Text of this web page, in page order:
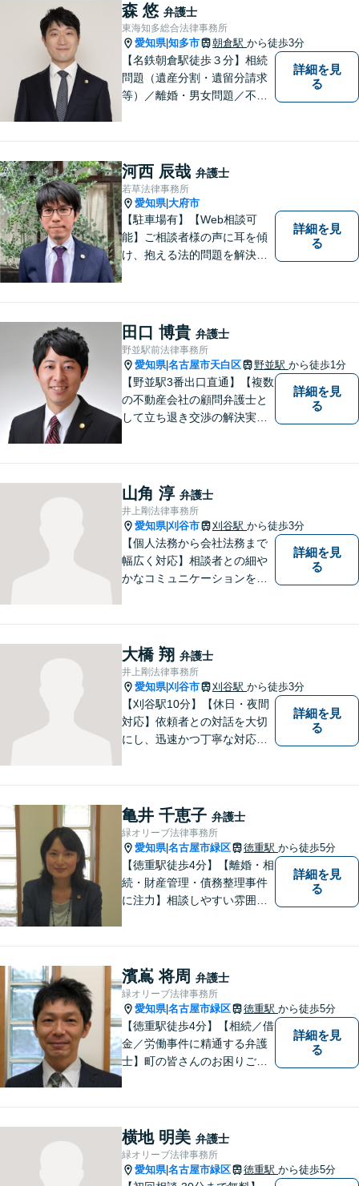
森 悠 弁護士
東海知多総合法律事務所
愛知県|知多市 朝倉駅 から徒歩3分
【名鉄朝倉駅徒歩３分】相続
問題（遺産分割・遺留分請求
等）／離婚・男女問題／不動
多数。
詳細を見
る
河西 辰哉 弁護士
若草法律事務所
愛知県|大府市
【駐車場有】【Web相談可
能】ご相談者様の声に耳を傾
け、抱える法的問題を解決す
て、明るい未来へと進みまし
ょう。 地域のみなさまからの
ご相談、お待ちしておりま
す。
詳細を見
る
田口 博貴 弁護士
野並駅前法律事務所
愛知県|名古屋市天白区 野並駅 から徒歩1分
【野並駅3番出口直通】【複数
の不動産会社の顧問弁護士と
して立ち退き交渉の解決実績
被害者側に限る）、離婚、企
業及び個人事業主の顧問に関
する相談は初回相談無料で
す。
詳細を見
る
山角 淳 弁護士
井上剛法律事務所
愛知県|刈谷市 刈谷駅 から徒歩3分
【個人法務から会社法務まで
幅広く対応】相談者との細や
かなコミュニケーションを大
ら、お早めにご相談くださ
い。【JR在来線「刈谷駅」4
分】【駐車場あり】
詳細を見
る
大橋 翔 弁護士
井上剛法律事務所
愛知県|刈谷市 刈谷駅 から徒歩3分
【刈谷駅10分】【休日・夜間
対応】依頼者との対話を大切
にし、迅速かつ丁寧な対応を
サービスを提供。【駐車場完
備】
詳細を見
る
亀井 千恵子 弁護士
緑オリーブ法律事務所
愛知県|名古屋市緑区 徳重駅 から徒歩5分
【徳重駅徒歩4分】【離婚・相
続・財産管理・債務整理事件
に注力】相談しやすい雰囲気
詳細を見
る
濱嶌 将周 弁護士
緑オリーブ法律事務所
愛知県|名古屋市緑区 徳重駅 から徒歩5分
【徳重駅徒歩4分】【相続／借
金／労働事件に精通する弁護
士】町の皆さんのお困りごと
バー等の情報問題にも意欲高
く取り組みます。お困りごと
があれば。お気軽にご相談く
詳細を見
る
横地 明美 弁護士
緑オリーブ法律事務所
愛知県|名古屋市緑区 徳重駅 から徒歩5分